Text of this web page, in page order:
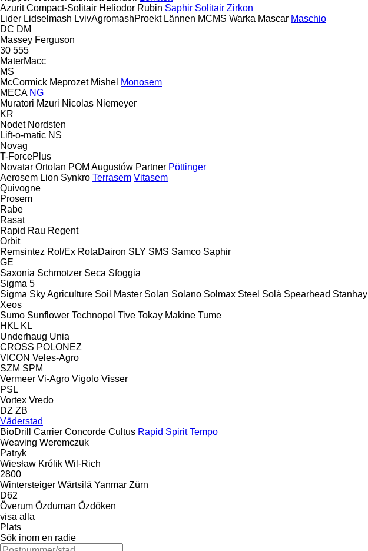
Azurit Compact-Solitair Heliodor Rubin Saphir Solitair Zirkon
Lider Lidselmash LvivAgromashProekt Lännen MCMS Warka Mascar Maschio
DC DM
Massey Ferguson
30 555
MaterMacc
MS
McCormick Meprozet Mishel Monosem
MECA NG
Muratori Mzuri Nicolas Niemeyer
KR
Nodet Nordsten
Lift-o-matic NS
Novag
T-ForcePlus
Novatar Ortolan POM Augustów Partner Pöttinger
Aerosem Lion Synkro Terrasem Vitasem
Quivogne
Prosem
Rabe
Rasat
Rapid Rau Regent
Orbit
Remsintez Rol/Ex RotaDairon SLY SMS Samco Saphir
GE
Saxonia Schmotzer Seca Sfoggia
Sigma 5
Sigma Sky Agriculture Soil Master Solan Solano Solmax Steel Solà Spearhead Stanhay
Xeos
Sumo Sunflower Technopol Tive Tokay Makine Tume
HKL KL
Underhaug Unia
CROSS POLONEZ
VICON Veles-Agro
SZM SPM
Vermeer Vi-Agro Vigolo Visser
PSL
Vortex Vredo
DZ ZB
Väderstad
BioDrill
Carrier Concorde Cultus Rapid Spirit Tempo
Weaving Weremczuk
Patryk
Wiesław Królik Wil-Rich
2800
Wintersteiger Wärtsilä Yanmar Zürn
D62
Överum Özduman Özdöken
visa alla
Plats
Sök inom en radie